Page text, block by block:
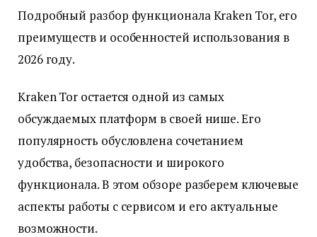
Подробный разбор функционала Kraken Tor, его
преимуществ и особенностей использования в
2026 году.
Kraken Tor остается одной из самых
обсуждаемых платформ в своей нише. Его
популярность обусловлена сочетанием
удобства, безопасности и широкого
функционала. В этом обзоре разберем ключевые
аспекты работы с сервисом и его актуальные
возможности.